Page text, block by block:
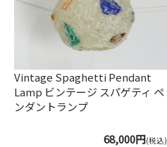
Vintage Spaghetti Pendant
Lamp ビンテージ スパゲティ ペ
ンダントランプ
68,000円(税込)